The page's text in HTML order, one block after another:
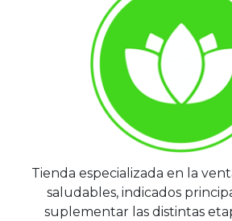
Tienda especializada en la
saludables, indicados
suplementar las distintas